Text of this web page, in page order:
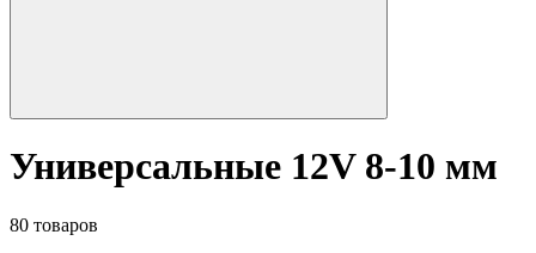
Универсальные 12V 8-10 мм
80 товаров